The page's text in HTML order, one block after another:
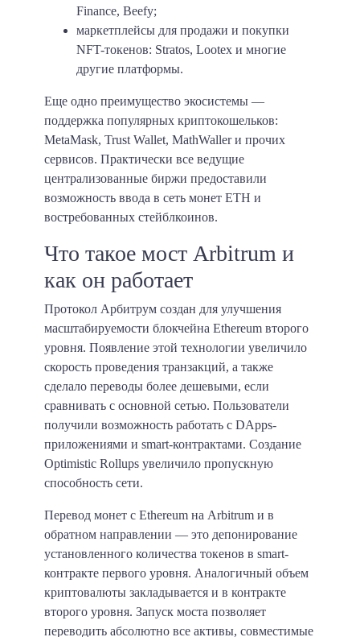
Finance, Beefy;
маркетплейсы для продажи и покупки
NFT-токенов: Stratos, Lootex и многие
другие платформы.
Еще одно преимущество экосистемы —
поддержка популярных криптокошельков:
MetaMask, Trust Wallet, MathWaller и прочих
сервисов. Практически все ведущие
централизованные биржи предоставили
возможность ввода в сеть монет ETH и
востребованных стейблкоинов.
Что такое мост Arbitrum и
как он работает
Протокол Арбитрум создан для улучшения
масштабируемости блокчейна Ethereum второго
уровня. Появление этой технологии увеличило
скорость проведения транзакций, а также
сделало переводы более дешевыми, если
сравнивать с основной сетью. Пользователи
получили возможность работать с DApps-
приложениями и smart-контрактами. Создание
Optimistic Rollups увеличило пропускную
способность сети.
Перевод монет с Ethereum на Arbitrum и в
обратном направлении — это депонирование
установленного количества токенов в smart-
контракте первого уровня. Аналогичный объем
криптовалюты закладывается и в контракте
второго уровня. Запуск моста позволяет
переводить абсолютно все активы, совместимые